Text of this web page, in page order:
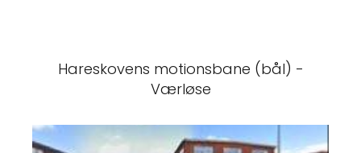
Hareskovens motionsbane (bål) -
Værløse